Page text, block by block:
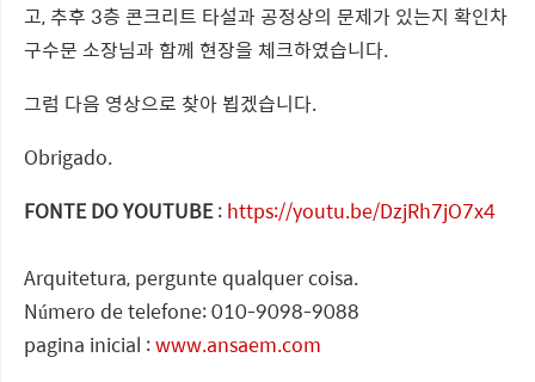
고, 추후 3층 콘크리트 타설과 공정상의 문제가 있는지 확인차
구수문 소장님과 함께 현장을 체크하였습니다.
그럼 다음 영상으로 찾아 뵙겠습니다.
Obrigado.
FONTE DO YOUTUBE: https://youtu.be/DzjRh7jO7x4
Arquitetura, pergunte qualquer coisa.
Número de telefone: 010-9098-9088
pagina inicial :www.ansaem.com